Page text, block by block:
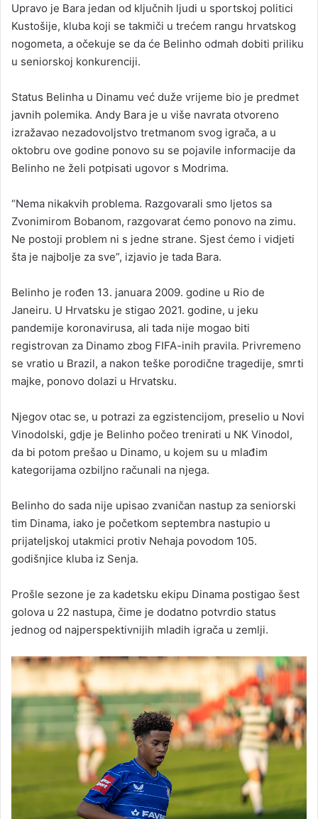
Upravo je Bara jedan od ključnih ljudi u sportskoj politici
Kustošije, kluba koji se takmiči u trećem rangu hrvatskog
nogometa, a očekuje se da će Belinho odmah dobiti priliku
u seniorskoj konkurenciji.
Status Belinha u Dinamu već duže vrijeme bio je predmet
javnih polemika. Andy Bara je u više navrata otvoreno
izražavao nezadovoljstvo tretmanom svog igrača, a u
oktobru ove godine ponovo su se pojavile informacije da
Belinho ne želi potpisati ugovor s Modrima.
“Nema nikakvih problema. Razgovarali smo ljetos sa
Zvonimirom Bobanom, razgovarat ćemo ponovo na zimu.
Ne postoji problem ni s jedne strane. Sjest ćemo i vidjeti
šta je najbolje za sve”, izjavio je tada Bara.
Belinho je rođen 13. januara 2009. godine u Rio de
Janeiru. U Hrvatsku je stigao 2021. godine, u jeku
pandemije koronavirusa, ali tada nije mogao biti
registrovan za Dinamo zbog FIFA-inih pravila. Privremeno
se vratio u Brazil, a nakon teške porodične tragedije, smrti
majke, ponovo dolazi u Hrvatsku.
Njegov otac se, u potrazi za egzistencijom, preselio u Novi
Vinodolski, gdje je Belinho počeo trenirati u NK Vinodol,
da bi potom prešao u Dinamo, u kojem su u mlađim
kategorijama ozbiljno računali na njega.
Belinho do sada nije upisao zvaničan nastup za seniorski
tim Dinama, iako je početkom septembra nastupio u
prijateljskoj utakmici protiv Nehaja povodom 105.
godišnjice kluba iz Senja.
Prošle sezone je za kadetsku ekipu Dinama postigao šest
golova u 22 nastupa, čime je dodatno potvrdio status
jednog od najperspektivnijih mladih igrača u zemlji.